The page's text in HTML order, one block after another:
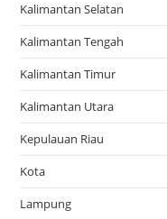
Kalimantan Selatan
Kalimantan Tengah
Kalimantan Timur
Kalimantan Utara
Kepulauan Riau
Kota
Lampung